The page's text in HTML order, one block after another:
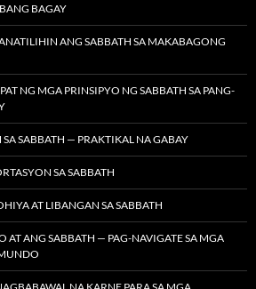
BAGAY
ANG SABBATH SA MAKABAGONG
NG MGA PRINSIPYO NG SABBATH SA PANG-
SABBATH — PRAKTIKAL NA GABAY
SA SABBATH
AT LIBANGAN SA SABBATH
AT ANG SABBATH — PAG-NAVIGATE SA MGA